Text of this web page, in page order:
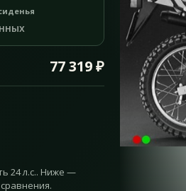
77 319 ₽
24 л.с.. Ниже —